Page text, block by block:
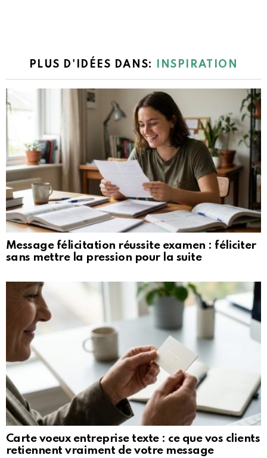
PLUS D'IDÉES DANS: INSPIRATION
Message félicitation réussite examen : féliciter
sans mettre la pression pour la suite
Carte voeux entreprise texte : ce que vos clients
retiennent vraiment de votre message